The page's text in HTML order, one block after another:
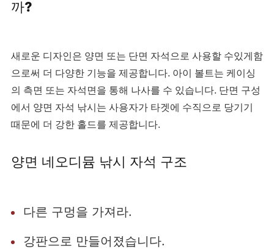
까?
새로운 디자인은 양면 또는 단면 자석으로 사용할 수있게함
으로써 더 다양한 기능을 제공합니다. 아이 볼트는 케이싱
의 측면 또는 자석면을 통해 나사를 수 있습니다. 단면 구성
에서 양면 자석 낚시는 사용자가 타겟에 수직으로 당기기
때문에 더 강한 홀드를 제공합니다.
양면 네오디뮴 낚시 자석 구조
다른 구멍을 가져라.
강판으로 만들어졌습니다.